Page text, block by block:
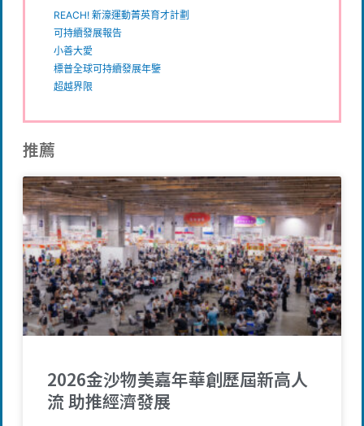
REACH! 新濠運動菁英育才計劃
可持續發展報告
小善大愛
標普全球可持續發展年鑒
超越界限
推薦
2026金沙物美嘉年華創歷屆新高人
流 助推經濟發展